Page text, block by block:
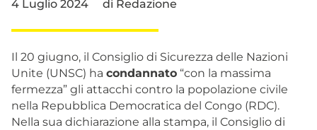
4 Luglio 2024 di Redazione
Il 20 giugno, il Consiglio di Sicurezza delle Nazioni
Unite (UNSC) ha condannato “con la massima
fermezza” gli attacchi contro la popolazione civile
nella Repubblica Democratica del Congo (RDC).
Nella sua dichiarazione alla stampa, il Consiglio di